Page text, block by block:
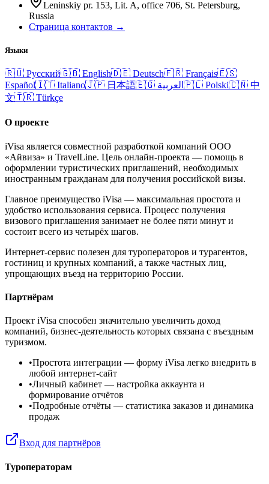
Leninskiy pr. 153, Lit. A, office 706, St. Petersburg,
Russia
Страница контактов →
Языки
🇷🇺 Русский🇬🇧 English🇩🇪 Deutsch🇫🇷 Français🇪🇸
Español🇮🇹 Italiano🇯🇵 日本語🇪🇬 العربية 🇵🇱 Polski🇨🇳 中
文🇹🇷 Türkçe
О проекте
iVisa является совместной разработкой компаний ООО
«Айвиза» и TravelLine. Цель онлайн-проекта — помощь в
оформлении туристических приглашений, необходимых
иностранным гражданам для получения российской визы.
Главное преимущество iVisa — максимальная простота и
удобство использования сервиса. Процесс получения
визового приглашения занимает не более пяти минут и
состоит всего из четырёх шагов.
Интернет-сервис полезен для туроператоров и турагентов,
гостиниц и крупных компаний, а также частных лиц,
упрощающих въезд на территорию России.
Партнёрам
Проект iVisa способен значительно увеличить доход
компаний, бизнес-деятельность которых связана с въездным
туризмом.
•Простота интеграции — форму iVisa легко внедрить в
любой интернет-сайт
•Личный кабинет — настройка аккаунта и
формирование отчётов
•Подробные отчёты — статистика заказов и динамика
продаж
Вход для партнёров
Туроператорам